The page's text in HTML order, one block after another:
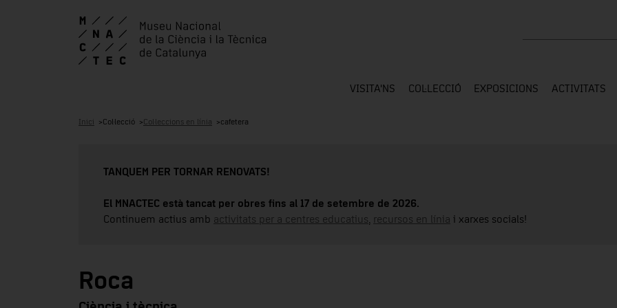
VISITA'NS COL·LECCIÓ EXPOSICIONS ACTIVITATS
Inici Col·lecció Col·leccions en línia cafetera
TANQUEM PER TORNAR RENOVATS!
El MNACTEC està tancat per obres fins al 17 de setembre de 2026.
Continuem actius amb activitats per a centres educatius recursos en línia i xarxes socials!
Roca